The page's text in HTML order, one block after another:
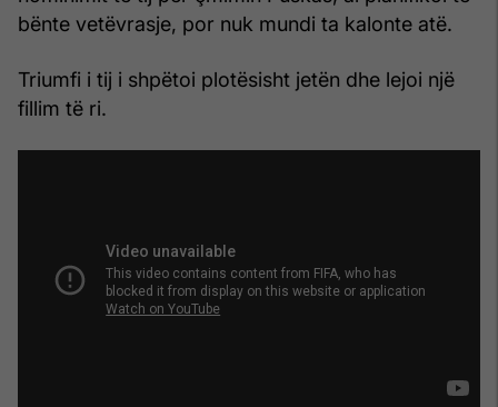
bënte vetëvrasje, por nuk mundi ta kalonte atë.
Triumfi i tij i shpëtoi plotësisht jetën dhe lejoi një
fillim të ri.